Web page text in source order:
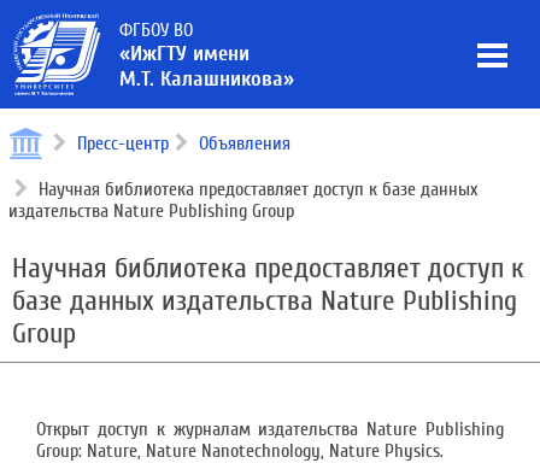
ФГБОУ ВО
«ИжГТУ имени
М.Т. Калашникова»
Пресс-центр Объявления
Научная библиотека предоставляет доступ к базе данных
издательства Nature Publishing Group
Научная библиотека предоставляет доступ к
базе данных издательства Nature Publishing
Group
Открыт доступ к журналам издательства Nature Publishing
Group: Nature, Nature Nanotechnology, Nature Physics.